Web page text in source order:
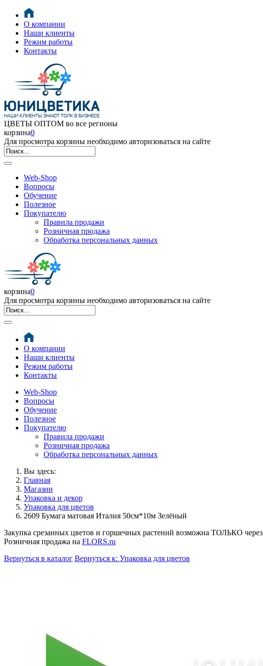
О компании
Наши клиенты
Режим работы
Контакты
ЦВЕТЫ ОПТОМ во все регионы
корзина0
Для просмотра корзины необходимо авторизоваться на сайте
Web-Shop
Вопросы
Обучение
Полезное
Покупателю
Правила продажи
Розничная продажа
Обработка персональных данных
корзина0
Для просмотра корзины необходимо авторизоваться на сайте
О компании
Наши клиенты
Режим работы
Контакты
Web-Shop
Вопросы
Обучение
Полезное
Покупателю
Правила продажи
Розничная продажа
Обработка персональных данных
Вы здесь:
Главная
Магазин
Упаковка и декор
Упаковка для цветов
2609 Бумага матовая Италия 50см*10м Зелёный
Закупка срезанных цветов и горшечных растений возможна ТОЛЬКО через
Розничная продажа на FLORS.ru
Вернуться в каталог Вернуться к: Упаковка для цветов